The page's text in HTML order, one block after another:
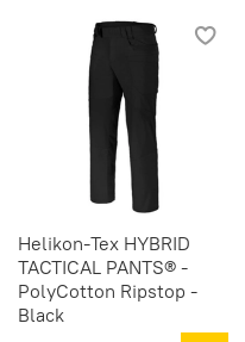
Helikon-Tex HYBRID
TACTICAL PANTS® -
PolyCotton Ripstop -
Black